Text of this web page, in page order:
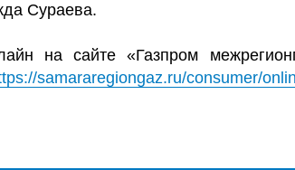
Сураева.
на сайте «Газпром
samararegiongaz.ru/consumer/